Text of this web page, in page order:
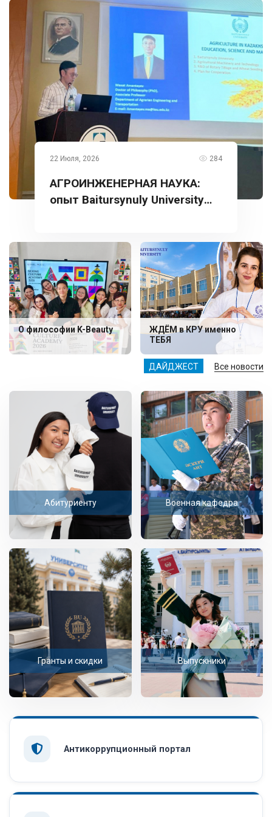
ДАЙДЖЕСТ Все новости
22 Июля, 2026 284
АГРОИНЖЕНЕРНАЯ НАУКА:
опыт Baitursynuly University
О философии K-Beauty
ЖДЁМ в КРУ именно
ТЕБЯ
Абитуриенту Военная кафедра
Гранты и скидки Выпускники
Антикоррупционный портал